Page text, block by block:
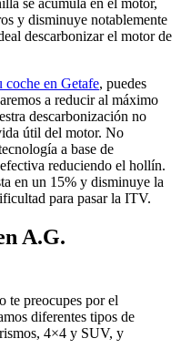
se acumula en el motor,
y disminuye notablemente
descarbonizar el motor de
coche en Getafe, puedes
a reducir al máximo
descarbonización no
útil del motor. No
a base de
reduciendo el hollín.
en un 15% y disminuye la
para pasar la ITV.
A.G.
te preocupes por el
diferentes tipos de
4×4 y SUV, y